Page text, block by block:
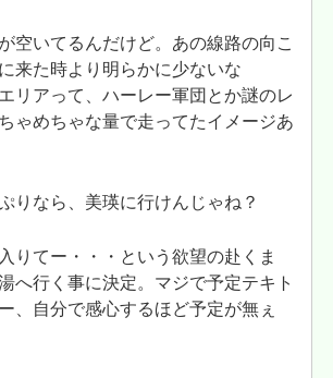
空いてるんだけど。あの線路の向こ
来た時より明らかに少ないな
リアって、ハーレー軍団とか謎のレ
ゃめちゃな量で走ってたイメージあ
りなら、美瑛に行けんじゃね？
りてー・・・という欲望の赴くま
へ行く事に決定。マジで予定テキト
、自分で感心するほど予定が無ぇ